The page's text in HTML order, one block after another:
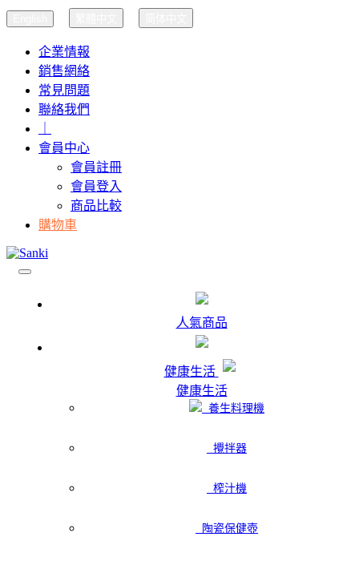
企業情報
銷售網絡
常見問題
聯絡我們
會員中心
會員註冊
會員登入
商品比較
購物車
人氣商品
健康生活
健康生活
養生料理機
攪拌器
榨汁機
陶瓷保健壺